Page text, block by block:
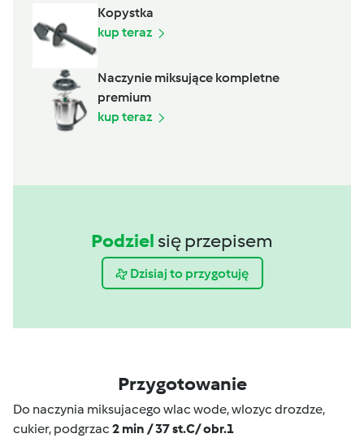
Kopystka
kup teraz
Naczynie miksujące kompletne
premium
kup teraz
Podziel się przepisem
Dzisiaj to przygotuję
Przygotowanie
Do naczynia miksujacego wlac wode, wlozyc drozdze,
cukier, podgrzac 2 min / 37 st.C/ obr.1